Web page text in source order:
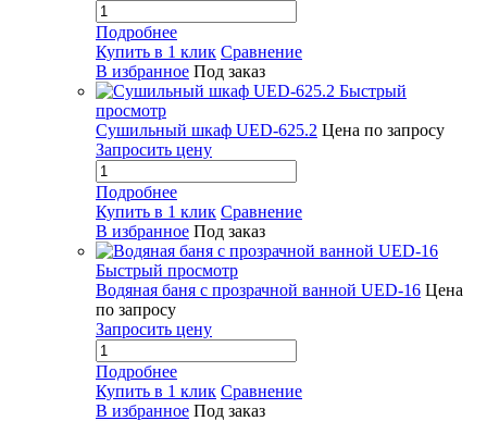
Подробнее
Купить в 1 клик Сравнение
В избранное Под заказ
Быстрый
просмотр
Сушильный шкаф UED-625.2 Цена по запросу
Запросить цену
Подробнее
Купить в 1 клик Сравнение
В избранное Под заказ
Быстрый просмотр
Водяная баня с прозрачной ванной UED-16 Цена
по запросу
Запросить цену
Подробнее
Купить в 1 клик Сравнение
В избранное Под заказ